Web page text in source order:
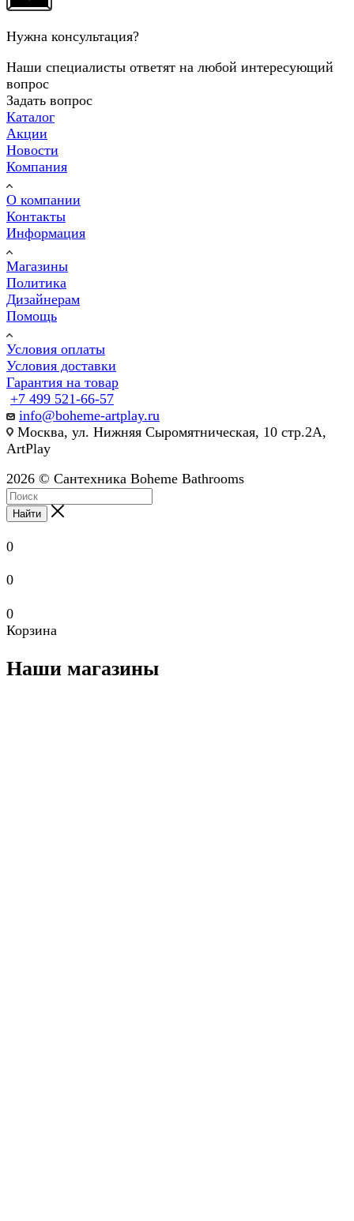
Нужна консультация?
Наши специалисты ответят на любой интересующий
вопрос
Задать вопрос
Каталог
Акции
Новости
Компания
О компании
Контакты
Информация
Магазины
Политика
Дизайнерам
Помощь
Условия оплаты
Условия доставки
Гарантия на товар
+7 499 521-66-57
info@boheme-artplay.ru
Москва, ул. Нижняя Сыромятническая, 10 стр.2А,
ArtPlay
2026 © Сантехника Boheme Bathrooms
Найти
0
0
0
Корзина
Наши магазины